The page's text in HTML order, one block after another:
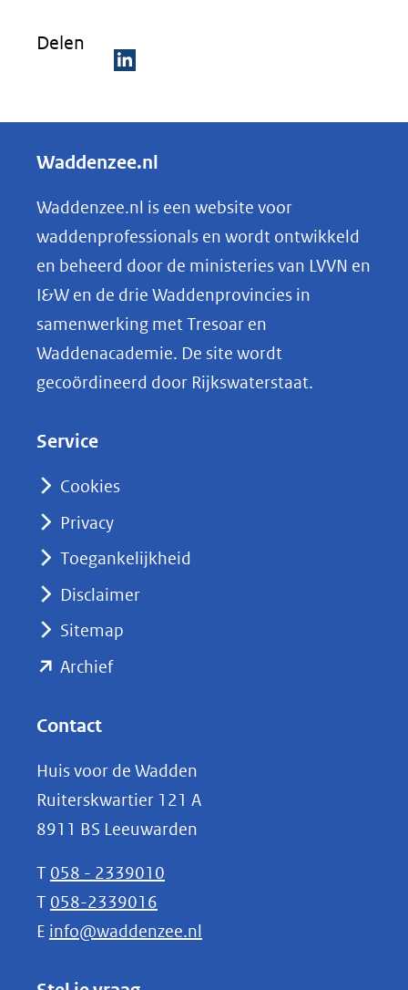
Delen
e
e
n
o
p
k
e
nieuw
naar
Waddenzee.nl
Waddenzee.nl is een website voor
waddenprofessionals en wordt ontwikkeld
en beheerd door de ministeries van LVVN en
I&W en de drie Waddenprovincies in
samenwerking met Tresoar en
Waddenacademie. De site wordt
gecoördineerd door Rijkswaterstaat.
Service
Cookies
Privacy
Toegankelijkheid
Disclaimer
Sitemap
Archief(opent
(verwijst
naar
een
andere
website)
Contact
Huis voor de Wadden
Ruiterskwartier 121 A
8911 BS Leeuwarden
T 058 - 2339010
T 058-2339016
E info@waddenzee.nl